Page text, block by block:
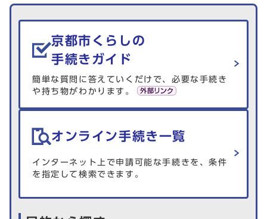
生活情報を探す
京都市くらしの
手続きガイド
簡単な質問に答えていくだけで、必要な手続き
や持ち物がわかります。
オンライン手続き一覧
インターネット上で申請可能な手続きを、条件
を指定して検索できます。